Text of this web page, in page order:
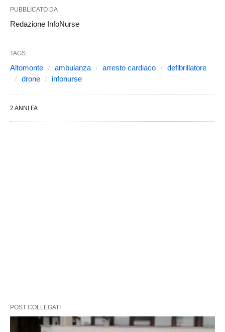
PUBBLICATO DA
Redazione InfoNurse
TAGS:
Altomonte ambulanza arresto cardiaco
defibrillatore
drone
infonurse
2 ANNI FA
POST COLLEGATI